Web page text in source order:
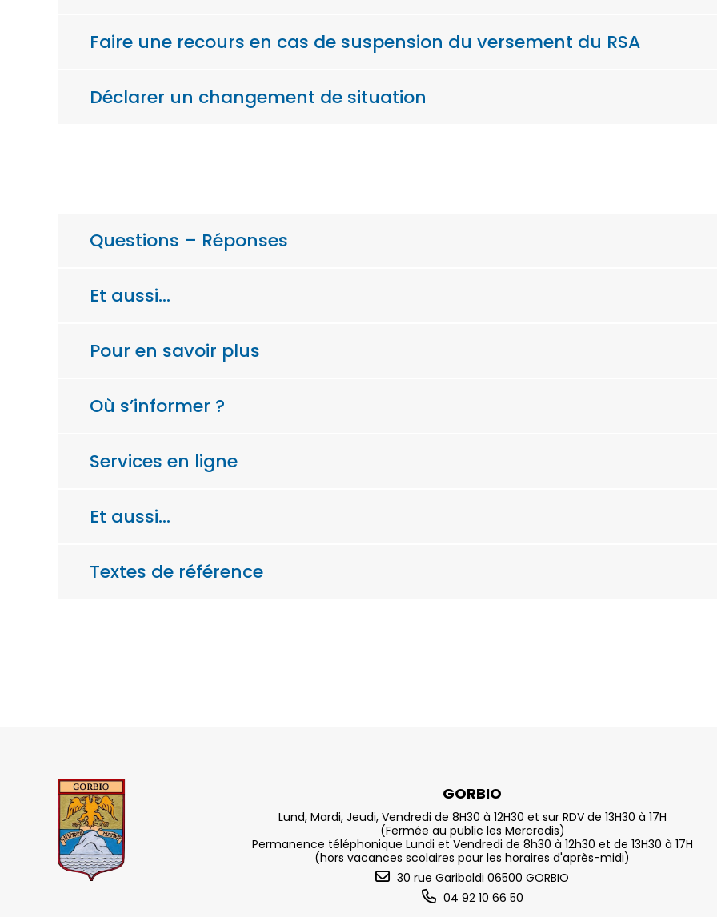
Faire une recours en cas de suspension du versement du RSA
Déclarer un changement de situation
Questions – Réponses
Et aussi…
Pour en savoir plus
Où s’informer ?
Services en ligne
Et aussi…
Textes de référence
GORBIO
Lund, Mardi, Jeudi, Vendredi de 8H30 à 12H30 et sur RDV de 13H30 à 17H
(Fermée au public les Mercredis)
Permanence téléphonique Lundi et Vendredi de 8h30 à 12h30 et de 13H30 à 17H
(hors vacances scolaires pour les horaires d'après-midi)
30 rue Garibaldi 06500 GORBIO
04 92 10 66 50